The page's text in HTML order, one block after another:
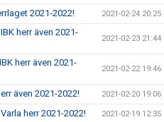
2021-2022! 2021-02-24 20:25
herr även 2021-
2021-02-23 21:44
herr även 2021-
2021-02-22 19:46
även 2021-2022! 2021-02-20 19:06
herr 2021-2022! 2021-02-19 12:35